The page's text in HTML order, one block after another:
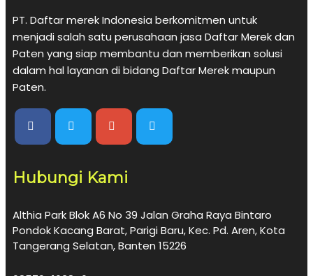
PT. Daftar merek Indonesia berkomitmen untuk
menjadi salah satu perusahaan jasa Daftar Merek dan
Paten yang siap membantu dan memberikan solusi
dalam hal layanan di bidang Daftar Merek maupun
Paten.
Hubungi Kami
Althia Park Blok A6 No 39 Jalan Graha Raya Bintaro
Pondok Kacang Barat, Parigi Baru, Kec. Pd. Aren, Kota
Tangerang Selatan, Banten 15226